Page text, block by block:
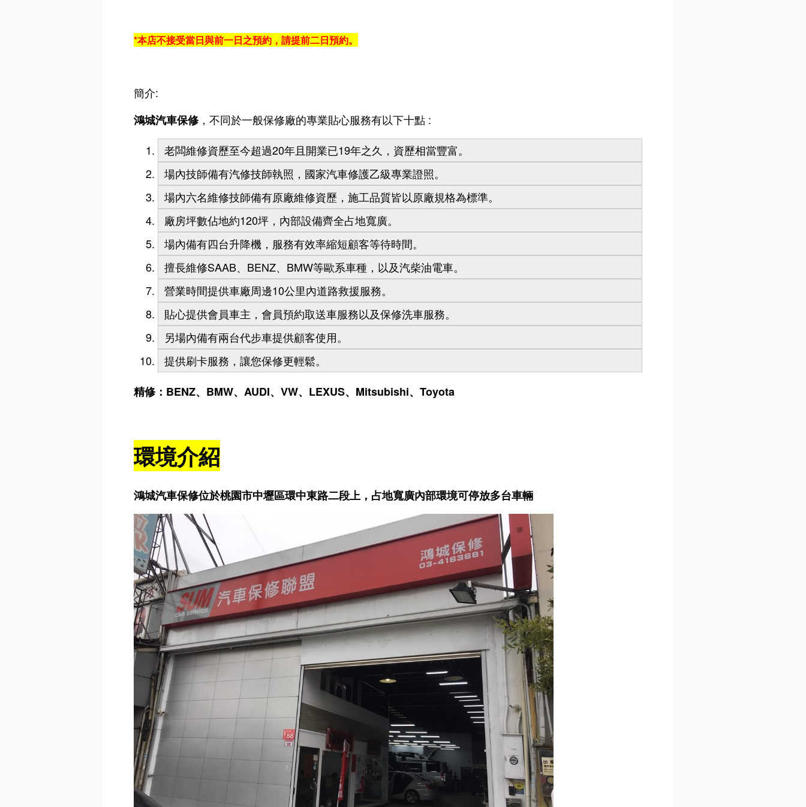
*本店不接受當日與前一日之預約，請提前二日預約。
簡介:
鴻城汽車保修，不同於一般保修廠的專業貼心服務有以下十點 :
老闆維修資歷至今超過20年且開業已19年之久，資歷相當豐富。
場內技師備有汽修技師執照，國家汽車修護乙級專業證照。
場內六名維修技師備有原廠維修資歷，施工品質皆以原廠規格為標準。
廠房坪數佔地約120坪，內部設備齊全占地寬廣。
場內備有四台升降機，服務有效率縮短顧客等待時間。
擅長維修SAAB、BENZ、BMW等歐系車種，以及汽柴油電車。
營業時間提供車廠周邊10公里內道路救援服務。
貼心提供會員車主，會員預約取送車服務以及保修洗車服務。
另場內備有兩台代步車提供顧客使用。
提供刷卡服務，讓您保修更輕鬆。
精修：BENZ、BMW、AUDI、VW、LEXUS、Mitsubishi、Toyota
環境介紹
鴻城汽車保修位於桃園市中壢區環中東路二段上，占地寬廣內部環境可停放多台車輛